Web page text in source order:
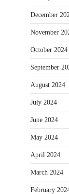
December
November
October 2024
September
August 2024
July 2024
June 2024
May 2024
April 2024
March 2024
February